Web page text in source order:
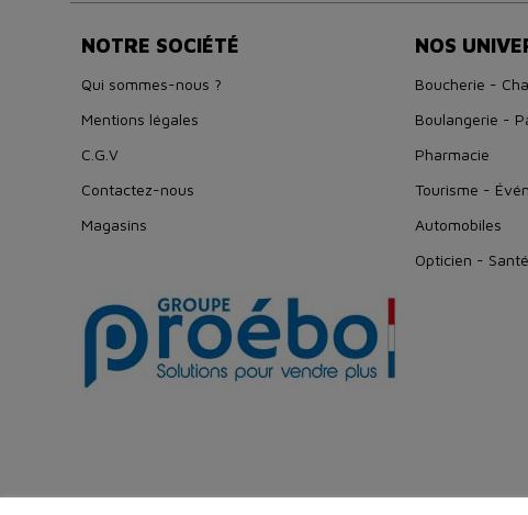
NOTRE SOCIÉTÉ
Qui sommes-nous ?
Mentions légales
C.G.V
Contactez-nous
Magasins
NOS
Boucherie -
Boulangerie -
Pharmacie
Tourisme -
Automobiles
Opticien - Santé